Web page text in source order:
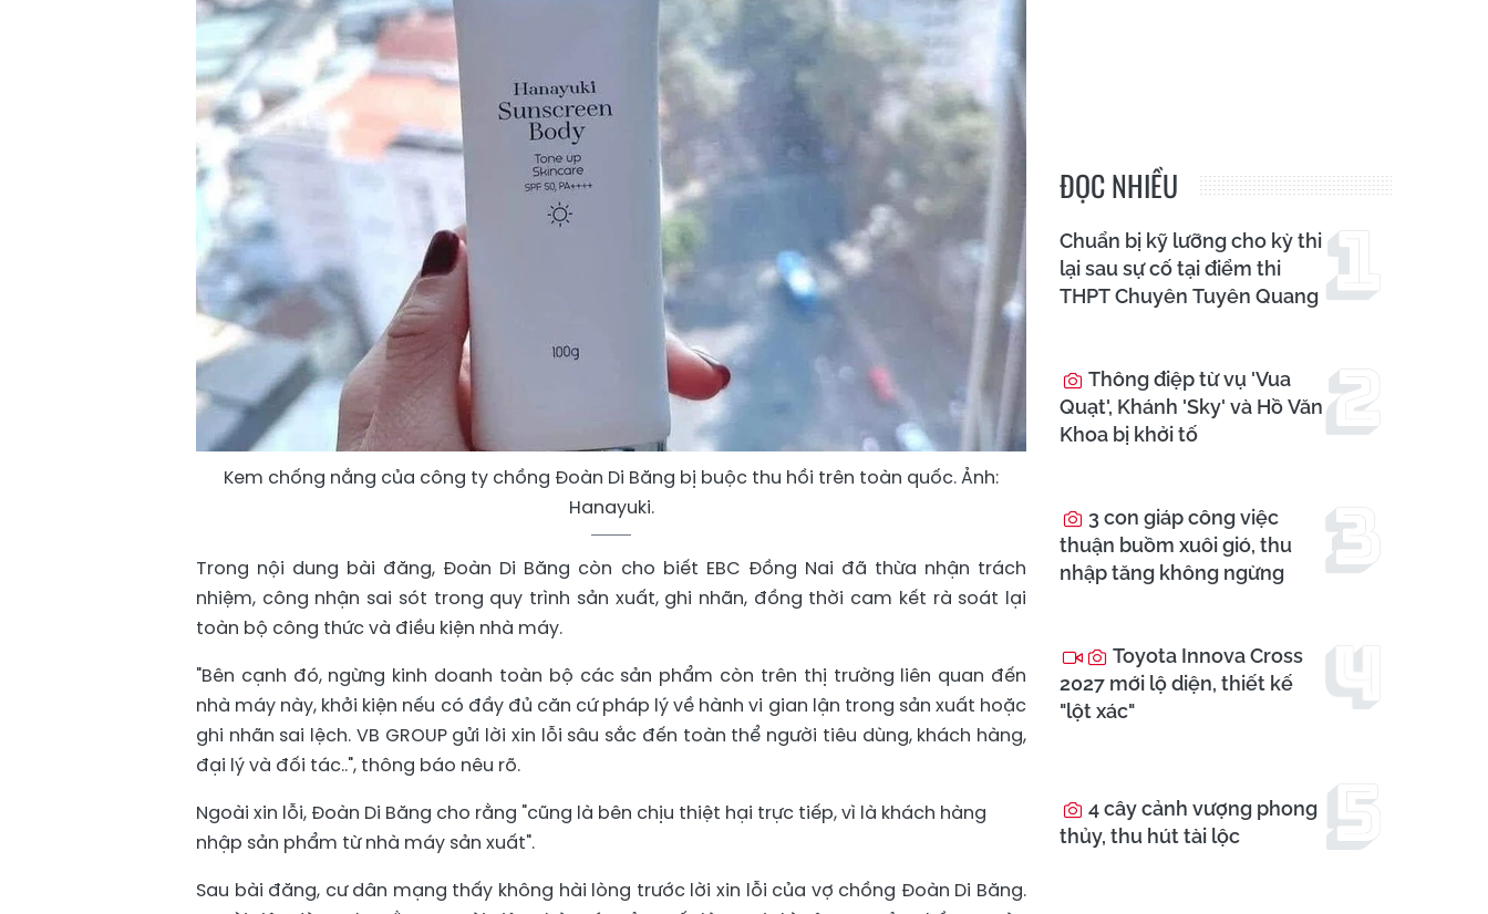
Kem chống nắng của công ty chồng Đoàn Di Băng bị buộc thu hồi trên toàn quốc. Ảnh:
Hanayuki.
Trong nội dung bài đăng, Đoàn Di Băng còn cho biết EBC Đồng Nai đã thừa nhận trách
nhiệm, công nhận sai sót trong quy trình sản xuất, ghi nhãn, đồng thời cam kết rà soát lại
toàn bộ công thức và điều kiện nhà máy.
"Bên cạnh đó, ngừng kinh doanh toàn bộ các sản phẩm còn trên thị trường liên quan đến
nhà máy này, khởi kiện nếu có đầy đủ căn cứ pháp lý về hành vi gian lận trong sản xuất hoặc
ghi nhãn sai lệch. VB GROUP gửi lời xin lỗi sâu sắc đến toàn thể người tiêu dùng, khách hàng,
đại lý và đối tác..", thông báo nêu rõ.
Ngoài xin lỗi, Đoàn Di Băng cho rằng "cũng là bên chịu thiệt hại trực tiếp, vì là khách hàng
nhập sản phẩm từ nhà máy sản xuất".
Sau bài đăng, cư dân mạng thấy không hài lòng trước lời xin lỗi của vợ chồng Đoàn Di Băng.
ĐỌC NHIỀU
Chuẩn bị kỹ lưỡng cho kỳ thi
lại sau sự cố tại điểm thi
THPT Chuyên Tuyên Quang
Thông điệp từ vụ 'Vua
Quạt', Khánh 'Sky' và Hồ Văn
Khoa bị khởi tố
3 con giáp công việc
thuận buồm xuôi gió, thu
nhập tăng không ngừng
Toyota Innova Cross
2027 mới lộ diện, thiết kế
"lột xác"
4 cây cảnh vượng phong
thủy, thu hút tài lộc